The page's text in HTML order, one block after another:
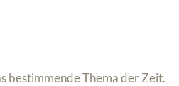
bestimmende Thema der Zeit.